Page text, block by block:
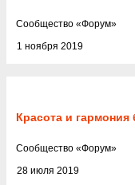
1 ноября 2019
Cообщество «Форум»
Красота и гармония
28 июля 2019
Cообщество «Форум»